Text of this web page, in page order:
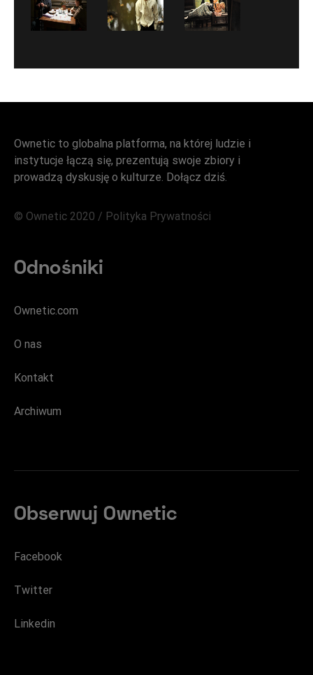
Ownetic to globalna platforma, na której ludzie i
instytucje łączą się, prezentują swoje zbiory i
prowadzą dyskusję o kulturze. Dołącz dziś.
© Ownetic 2020 / Polityka Prywatności
Odnośniki
Ownetic.com
O nas
Kontakt
Archiwum
Obserwuj Ownetic
Facebook
Twitter
Linkedin